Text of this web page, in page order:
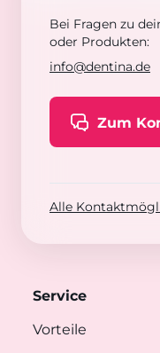
Bei Fragen zu
oder Produkten:
info@dentina.de
Zum
Alle
Service
Vorteile